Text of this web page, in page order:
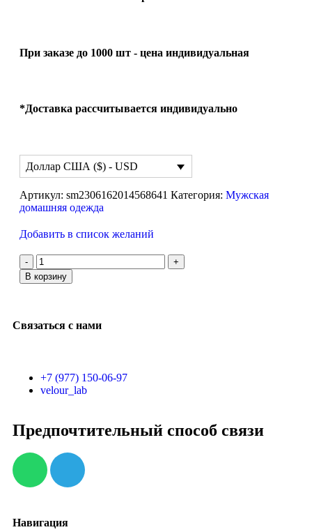
При заказе до 1000 шт - цена индивидуальная
*Доставка рассчитывается индивидуально
Доллар США ($) - USD
Артикул: sm2306162014568641 Категория: Мужская
домашняя одежда
Добавить в список желаний
В корзину
Связаться с нами
+7 (977) 150-06-97
velour_lab
Предпочтительный способ связи
Навигация